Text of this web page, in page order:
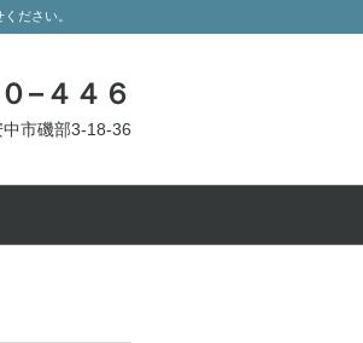
ださい。
−４４６
市磯部3-18-36